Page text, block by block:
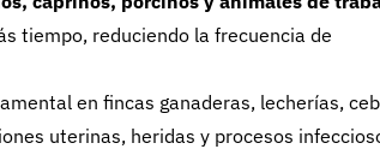
tiempo, reduciendo la frecuencia de
en fincas ganaderas, lecherías,
uterinas, heridas y procesos